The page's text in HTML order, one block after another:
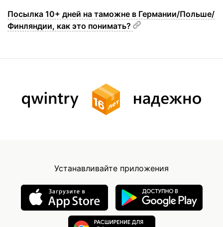
Посылка 10+ дней на таможне в Германии/Польше/
Финляндии, как это понимать?
Устанавливайте приложения